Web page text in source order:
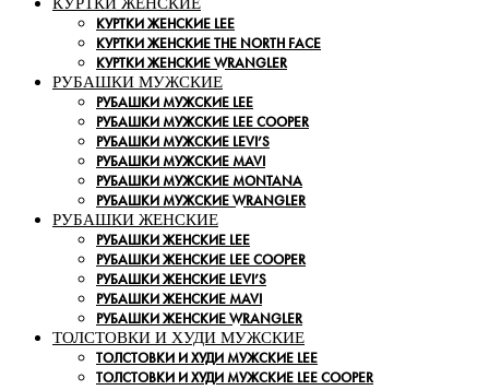
КУРТКИ ЖЕНСКИЕ
КУРТКИ ЖЕНСКИЕ LEE
КУРТКИ ЖЕНСКИЕ THE NORTH FACE
КУРТКИ ЖЕНСКИЕ WRANGLER
РУБАШКИ МУЖСКИЕ
РУБАШКИ МУЖСКИЕ LEE
РУБАШКИ МУЖСКИЕ LEE COOPER
РУБАШКИ МУЖСКИЕ LEVI’S
РУБАШКИ МУЖСКИЕ MAVI
РУБАШКИ МУЖСКИЕ MONTANA
РУБАШКИ МУЖСКИЕ WRANGLER
РУБАШКИ ЖЕНСКИЕ
РУБАШКИ ЖЕНСКИЕ LEE
РУБАШКИ ЖЕНСКИЕ LEE COOPER
РУБАШКИ ЖЕНСКИЕ LEVI’S
РУБАШКИ ЖЕНСКИЕ MAVI
РУБАШКИ ЖЕНСКИЕ WRANGLER
ТОЛСТОВКИ И ХУДИ МУЖСКИЕ
ТОЛСТОВКИ И ХУДИ МУЖСКИЕ LEE
ТОЛСТОВКИ И ХУДИ МУЖСКИЕ LEE COOPER